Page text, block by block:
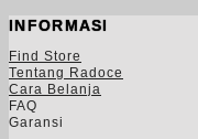
INFORMASI
Find Store
Tentang Radoce
Cara Belanja
FAQ
Garansi